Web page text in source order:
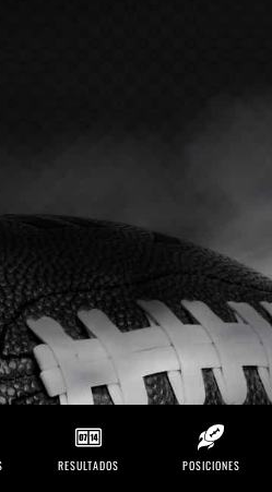
RESULTADOS POSICIONES